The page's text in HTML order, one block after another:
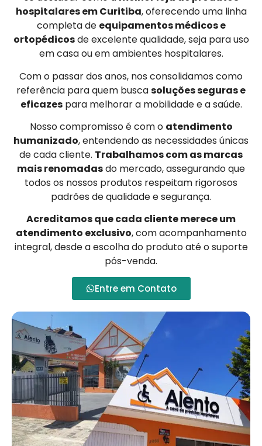
hospitalares em Curitiba, oferecendo uma linha
completa de equipamentos médicos e
ortopédicosde excelente qualidade, seja para uso
em casa ou em ambientes hospitalares.
Com o passar dos anos, nos consolidamos como
referência para quem buscasoluções seguras e
eficazespara melhorar a mobilidade e a saúde.
Nosso compromisso é com o atendimento
humanizado, entendendo as necessidades únicas
de cada cliente. Trabalhamos com as marcas
mais renomadasdo mercado, assegurando que
todos os nossos produtos respeitam rigorosos
padrões de qualidade e segurança.
Acreditamos que cada cliente merece um
atendimento exclusivo, com acompanhamento
integral, desde a escolha do produto até o suporte
pós-venda.
Entre em Contato